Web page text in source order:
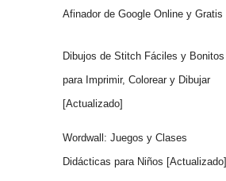
Afinador de Google Online y Gratis
Dibujos de Stitch Fáciles y Bonitos
para Imprimir, Colorear y Dibujar
[Actualizado]
Wordwall: Juegos y Clases
Didácticas para Niños [Actualizado]